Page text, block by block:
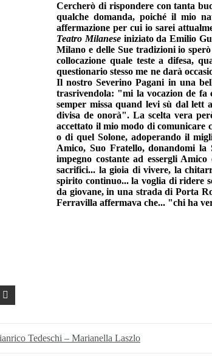
Cercherò di rispondere con tanta
qualche domanda, poiché il mio
affermazione per cui io sarei
Teatro Milaneseiniziato da Emilio
Milano e delle Sue tradizioni io
collocazione quale teste a difesa,
questionario stesso me ne darà
Il nostro Severino Pagani in una
trasrivendola: "mi la vocazion de
semper missa quand levi sù dal lett
divisa de onorà". La scelta vera
accettato il mio modo di comunicare
o di quel Solone, adoperando il
Amico, Suo Fratello, donandomi
impegno costante ad essergli
sacrifici... la gioia di vivere, la
spirito continuo... la voglia di ridere
da giovane, in una strada di Porta
Ferravilla affermava che... "chi ha
PIERO
Tedeschi – Marianella Laszlo